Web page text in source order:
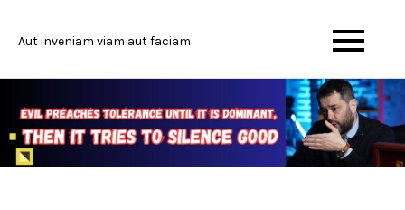
Aut inveniam viam aut faciam